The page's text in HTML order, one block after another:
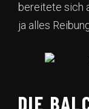
bereitete sich
ja alles
DIE